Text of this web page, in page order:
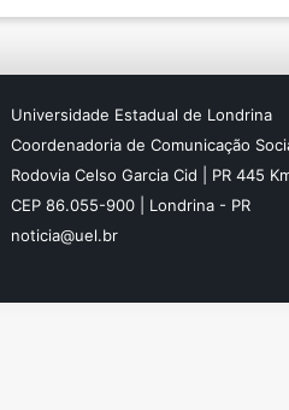
Universidade Estadual de Londrina
Coordenadoria de Comunicação
Rodovia Celso Garcia Cid | PR 445
CEP 86.055-900 | Londrina - PR
noticia@uel.br